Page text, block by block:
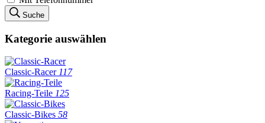
Suche
Kategorie auswählen
Classic-Racer 117
Racing-Teile 125
Classic-Bikes 58